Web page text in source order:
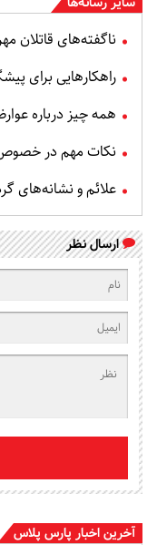
ناگفته‌های
راهکارهایی برای
همه چیز درباره
نکات مهم در
علائم و
ارسال نظر
آخرین اخبار پارس پلاس